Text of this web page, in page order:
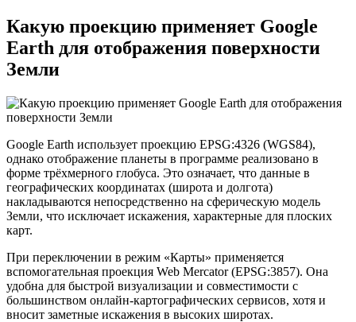
Какую проекцию применяет Google
Earth для отображения поверхности
Земли
Google Earth использует проекцию EPSG:4326 (WGS84),
однако отображение планеты в программе реализовано в
форме трёхмерного глобуса. Это означает, что данные в
географических координатах (широта и долгота)
накладываются непосредственно на сферическую модель
Земли, что исключает искажения, характерные для плоских
карт.
При переключении в режим «Карты» применяется
вспомогательная проекция Web Mercator (EPSG:3857). Она
удобна для быстрой визуализации и совместимости с
большинством онлайн-картографических сервисов, хотя и
вносит заметные искажения в высоких широтах.